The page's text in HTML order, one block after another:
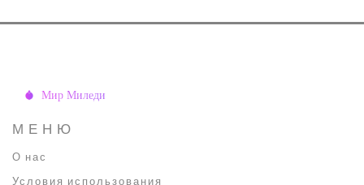
МЕНЮ
О нас
Условия использования